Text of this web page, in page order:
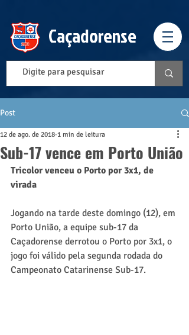
Caçadorense
Post
Sub-17 vence em Porto União
12 de ago. de 2018 1 min de leitura
Tricolor venceu o Porto por 3x1, de
virada
Jogando na tarde deste domingo (12), em
Porto União, a equipe sub-17 da
Caçadorense derrotou o Porto por 3x1, o
jogo foi válido pela segunda rodada do
Campeonato Catarinense Sub-17.